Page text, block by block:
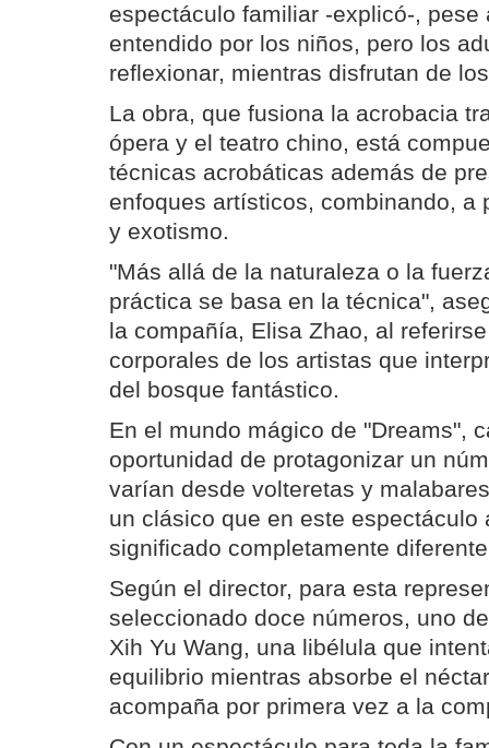
espectáculo familiar -explicó-, pese
entendido por los niños, pero los
reflexionar, mientras disfrutan de
La obra, que fusiona la acrobacia
ópera y el teatro chino, está
técnicas acrobáticas además de
enfoques artísticos, combinando, a
y exotismo.
"Más allá de la naturaleza o la
práctica se basa en la técnica",
la compañía, Elisa Zhao, al
corporales de los artistas que
del bosque fantástico.
En el mundo mágico de "Dreams",
oportunidad de protagonizar un
varían desde volteretas y
un clásico que en este espectáculo
significado completamente
Según el director, para esta
seleccionado doce números, uno
Xih Yu Wang, una libélula que
equilibrio mientras absorbe el
acompaña por primera vez a la